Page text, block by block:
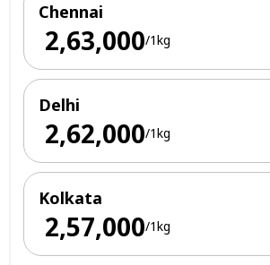
Chennai
₹ 2,63,000/1kg
Delhi
₹ 2,62,000/1kg
Kolkata
₹ 2,57,000/1kg